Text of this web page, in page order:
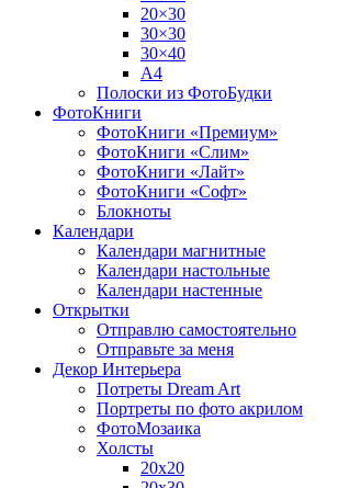
20×30
30×30
30×40
A4
Полоски из ФотоБудки
ФотоКниги
ФотоКниги «Премиум»
ФотоКниги «Слим»
ФотоКниги «Лайт»
ФотоКниги «Софт»
Блокноты
Календари
Календари магнитные
Календари настольные
Календари настенные
Открытки
Отправлю самостоятельно
Отправьте за меня
Декор Интерьера
Потреты Dream Art
Портреты по фото акрилом
ФотоМозаика
Холсты
20х20